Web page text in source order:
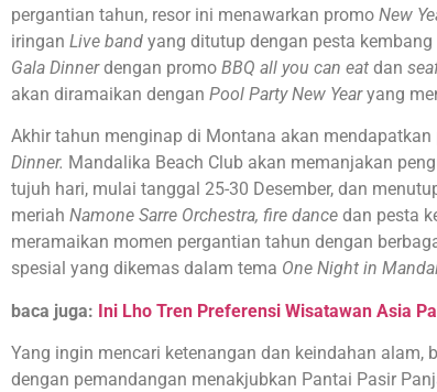
pergantian tahun, resor ini menawarkan promo New
iringan Live band yang ditutup dengan pesta
Gala Dinnerdengan promo BBQ all you can eat dan
akan diramaikan dengan Pool Party New Yearyang
Akhir tahun menginap di Montana akan mendapatkan
Dinner. Mandalika Beach Club akan memanjakan
tujuh hari, mulai tanggal 25-30 Desember, dan
meriah Namone Sarre Orchestra, fire dance dan pesta
meramaikan momen pergantian tahun dengan
spesial yang dikemas dalam tema One Night in
baca juga: Ini Lho Tren Preferensi Wisatawan Asia
Yang ingin mencari ketenangan dan keindahan alam,
dengan pemandangan menakjubkan Pantai Pasir